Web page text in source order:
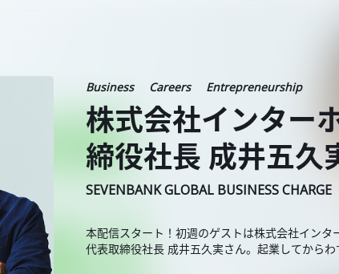
Business Careers Entrepreneurship
株式会社インター
締役社長 成井五久
SEVENBANK GLOBAL BUSINESS CHARGE
本配信スタート！初週のゲストは株式会社インタ
代表取締役社長 成井五久実さん。起業してから